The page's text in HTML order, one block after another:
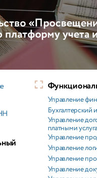
учета
Управление
Бухгалтерский
Управление
платными
Управление
Управление
Управление
Управление